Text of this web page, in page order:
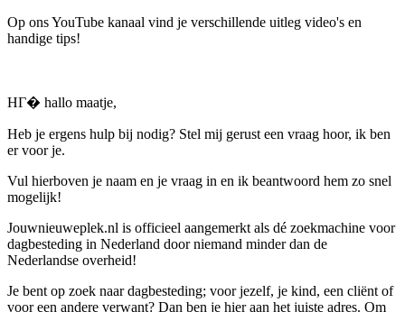
Op ons YouTube kanaal vind je verschillende uitleg video's en
handige tips!
HГ� hallo maatje,
Heb je ergens hulp bij nodig? Stel mij gerust een vraag hoor, ik ben
er voor je.
Vul hierboven je naam en je vraag in en ik beantwoord hem zo snel
mogelijk!
Jouwnieuweplek.nl is officieel aangemerkt als dé zoekmachine voor
dagbesteding in Nederland door niemand minder dan de
Nederlandse overheid!
Je bent op zoek naar dagbesteding; voor jezelf, je kind, een cliënt of
voor een andere verwant? Dan ben je hier aan het juiste adres. Om